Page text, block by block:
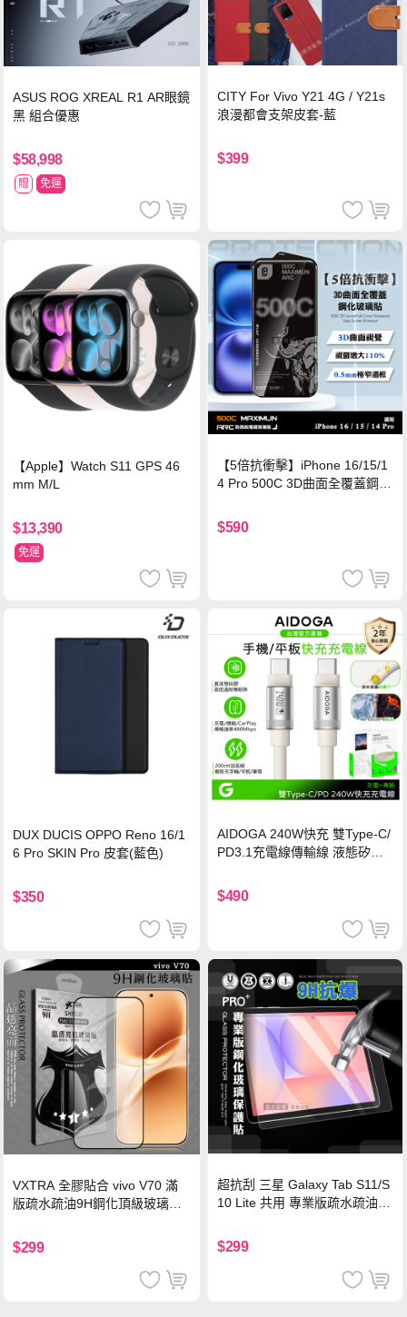
ASUS ROG XREAL R1 AR眼鏡
黑 組合優惠
$58,998
贈 免運
CITY For Vivo Y21 4G / Y21s
浪漫都會支架皮套-藍
$399
【Apple】Watch S11 GPS 46
mm M/L
$13,390
免運
【5倍抗衝擊】iPhone 16/15/1
4 Pro 500C 3D曲面全覆蓋鋼化
保護貼
$590
DUX DUCIS OPPO Reno 16/1
6 Pro SKIN Pro 皮套(藍色)
$350
AIDOGA 240W快充 雙Type-C/
PD3.1充電線傳輸線 液態矽膠
機/平板/筆電
$490
VXTRA 全膠貼合 vivo V70 滿
版疏水疏油9H鋼化頂級玻璃貼
$299
超抗刮 三星 Galaxy Tab S11/S
10 Lite 共用 專業版疏水疏油9
$299